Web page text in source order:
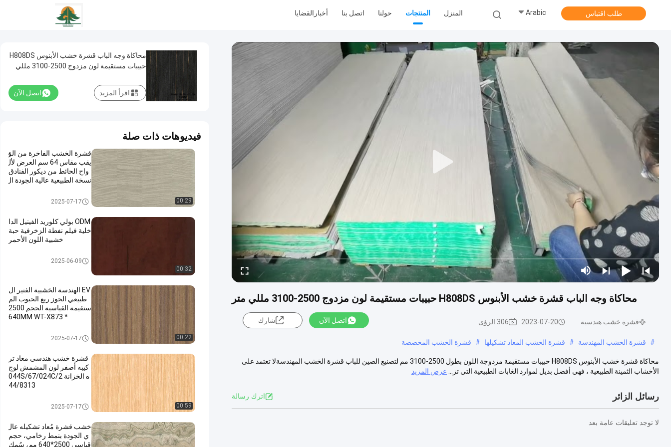
المنزل المنتجات حولنا اتصل بنا أخبار القضايا Arabic طلب اقتباس
محاكاة وجه الباب قشرة خشب الأبنوس H808DS حبيبات مستقيمة لون مزدوج 2500-3100 مللي متر
قشرة خشب هندسية 2023-07-20 306 الرؤى اتصل الآن شارك
# قشرة الخشب المهندسة # قشرة الخشب المعاد تشكيلها # قشرة الخشب المخصصة
محاكاة قشرة خشب الأبنوس H808DS حبيبات مستقيمة مزدوجة اللون بطول 2500-3100 مم لتصنيع الصين للباب قشرة الخشب المهندسةلا تعتمد على
الأخشاب الثمينة الطبيعية ، فهي أفضل بديل لموارد الغابات الطبيعية التي تز...
عرض المزيد
رسائل الزائر اترك رسالة
لا توجد تعليقات عامة بعد
محاكاة وجه الباب قشرة خشب الأبنوس H808DS
حبيبات مستقيمة لون مزدوج 2500-3100 مللي
اتصل الآن اقرأ المزيد
فيديوهات ذات صلة
00:29
قشرة الخشب الفاخرة من الق
يقب مقاس 64 سم العرض لأل
واح الحائط من ديكور الفنادق
نسخة الطبيعية عالية الجودة ال
6523 ((4)/X8033/X8033
قشرة خشب هندسية2025-07-17
00:32
ODM بولي كلوريد الفينيل الدا
خلية فيلم نفطة الزخرفية حبة
خشبية اللون الأحمر
2025-06-09
00:22
EV الهندسة الخشبية الفنير ال
طبيعي الجوز ربع الحبوب الم
ستقيمة القياسية الحجم 2500
* 640MM WT-X873
قشرة خشب هندسية2025-07-17
00:59
قشرة خشب هندسي معاد تر
كيبه أصفر لون المشمش لوج
ه الخزانة 044S/67/024C/2
44/8313
قشرة خشب هندسية2025-07-17
خشب قشرة مُعاد تشكيله عال
ي الجودة بنمط رخامي، حجم
قياسي 2500*640 مم، سُمك